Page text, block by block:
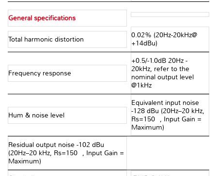
General specifications
Total harmonic distortion
0.02% (20Hz-20kHz@
+14dBu)
Frequency response
+0.5/-1.0dB 20Hz -
20kHz, refer to the
nominal output level
@1kHz
Hum & noise level
Equivalent input noise
-128 dBu (20Hz–20 kHz,
Rs=150Ω, Input Gain =
Maximum)
Residual output noise -102 dBu
(20Hz–20 kHz, Rs=150Ω, Input Gain =
Maximum)